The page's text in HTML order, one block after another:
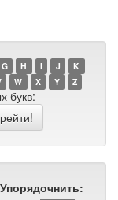
G H I J
K
W X Y Z
букв:
Упорядочнить: